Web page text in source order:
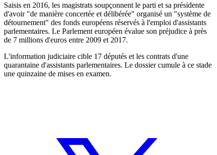
Saisis en 2016, les magistrats soupçonnent le parti et sa présidente
d'avoir "de manière concertée et délibérée" organisé un "système de
détournement" des fonds européens réservés à l'emploi d'assistants
parlementaires. Le Parlement européen évalue son préjudice à près
de 7 millions d'euros entre 2009 et 2017.
L'information judiciaire cible 17 députés et les contrats d'une
quarantaine d'assistants parlementaires. Le dossier cumule à ce stade
une quinzaine de mises en examen.